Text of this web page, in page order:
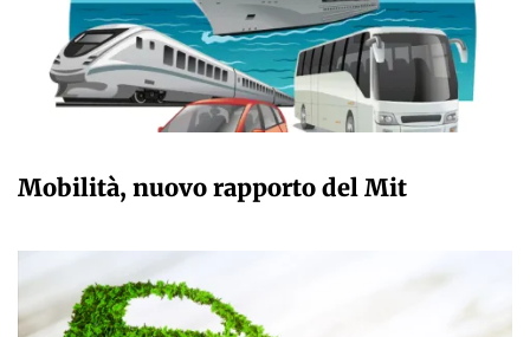
Mobilità, nuovo rapporto del Mit